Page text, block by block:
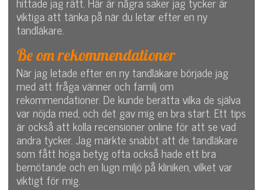
viktiga att tänka på när du letar efter en ny
tandläkare.
Be om rekommendationer
När jag letade efter en ny tandläkare började jag
med att fråga vänner och familj om
rekommendationer. De kunde berätta vilka de själva
var nöjda med, och det gav mig en bra start. Ett tips
är också att kolla recensioner online för att se vad
andra tycker. Jag märkte snabbt att de tandläkare
som fått höga betyg ofta också hade ett bra
bemötande och en lugn miljö på kliniken, vilket var
viktigt för mig.